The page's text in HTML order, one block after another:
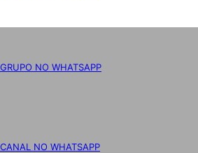
GRUPO NO WHATSAPP
CANAL NO WHATSAPP